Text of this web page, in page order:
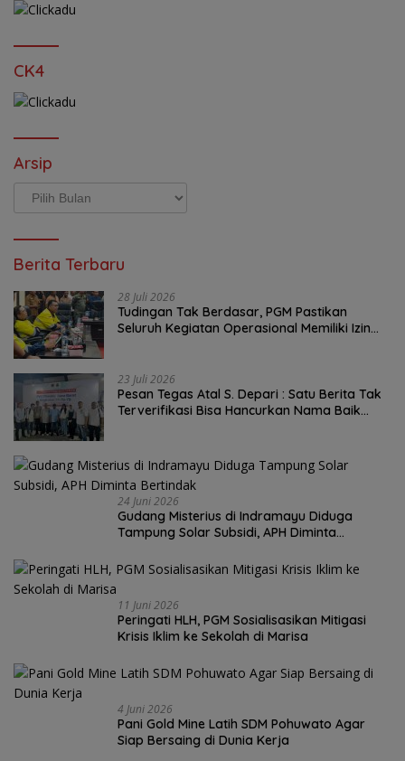
CK4
Arsip
Arsip
Berita Terbaru
28 Juli 2026
Tudingan Tak Berdasar, PGM Pastikan
Seluruh Kegiatan Operasional Memiliki Izin
23 Juli 2026
Pesan Tegas Atal S. Depari : Satu Berita Tak
Terverifikasi Bisa Hancurkan Nama Baik
24 Juni 2026
Gudang Misterius di Indramayu Diduga
Tampung Solar Subsidi, APH Diminta
11 Juni 2026
Peringati HLH, PGM Sosialisasikan Mitigasi
Krisis Iklim ke Sekolah di Marisa
4 Juni 2026
Pani Gold Mine Latih SDM Pohuwato Agar
Siap Bersaing di Dunia Kerja